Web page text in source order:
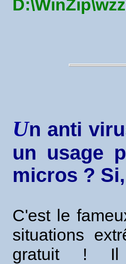
Un anti
un usage
micros ?
C'est le
situations
gratuit ! Il